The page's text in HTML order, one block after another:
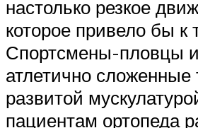
настолько резкое
которое привело бы к
Спортсмены-пловцы
атлетично сложенные
развитой
пациентам ортопеда